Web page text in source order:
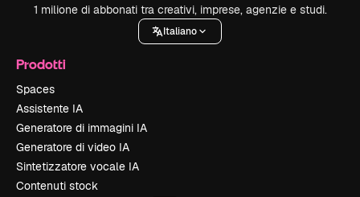
1 milione di abbonati tra creativi, imprese, agenzie e studi.
Italiano
Prodotti
Spaces
Assistente IA
Generatore di immagini IA
Generatore di video IA
Sintetizzatore vocale IA
Contenuti stock